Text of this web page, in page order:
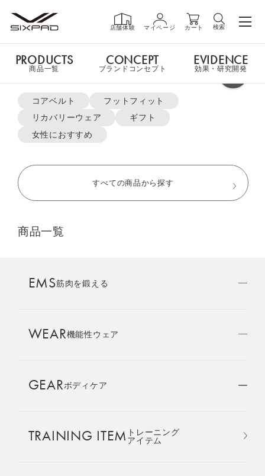
店舗体験 マイページ カート 検索
PRODUCTS商品一覧
GIFT ギフト
LIVE SHOPPING
AMBASSADOR
SIXPAD APP
COLUMN
LARGE ORDER ⼤⼝注⽂窓⼝
よく検索されているキーワード
コアベルト
フットフィット
リカバリーウェア
ギフト
女性におすすめ
すべての商品から探す
商品一覧
EMS筋肉を鍛える
WEAR機能性ウェア
GEARボディケア
TRAINING ITEM トレーニング
アイテム
PRODUCTS
商品一覧
CONCEPT
ブランドコンセプト
EVIDENCE
効果・研究開発
申し訳ございません。
おすすめ商品・新商品はこちら